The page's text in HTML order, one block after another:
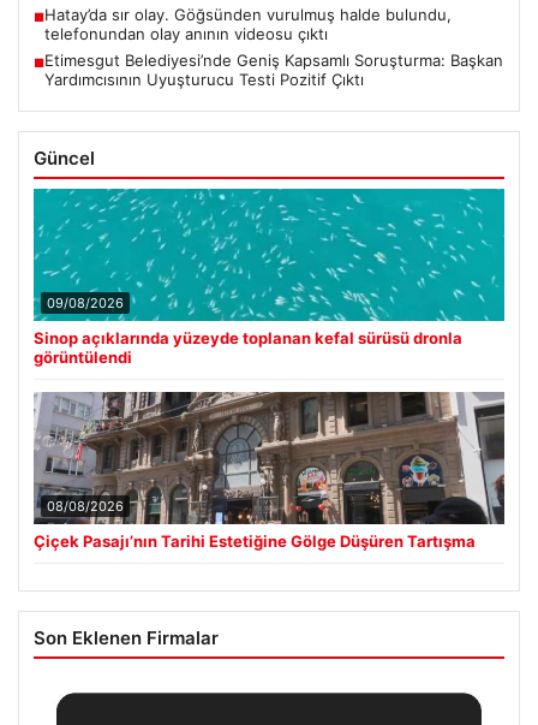
■Hatay’da sır olay. Göğsünden vurulmuş halde bulundu,
telefonundan olay anının videosu çıktı
■Etimesgut Belediyesi’nde Geniş Kapsamlı Soruşturma: Başkan
Yardımcısının Uyuşturucu Testi Pozitif Çıktı
Güncel
09/08/2026
Sinop açıklarında yüzeyde toplanan kefal sürüsü dronla
görüntülendi
08/08/2026
Çiçek Pasajı’nın Tarihi Estetiğine Gölge Düşüren Tartışma
Son Eklenen Firmalar